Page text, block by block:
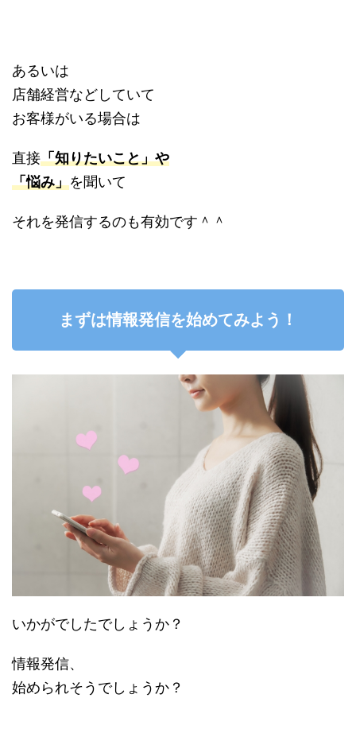
あるいは
店舗経営などしていて
お客様がいる場合は
直接「知りたいこと」や
「悩み」を聞いて
それを発信するのも有効です＾＾
まずは情報発信を始めてみよう！
いかがでしたでしょうか？
情報発信、
始められそうでしょうか？